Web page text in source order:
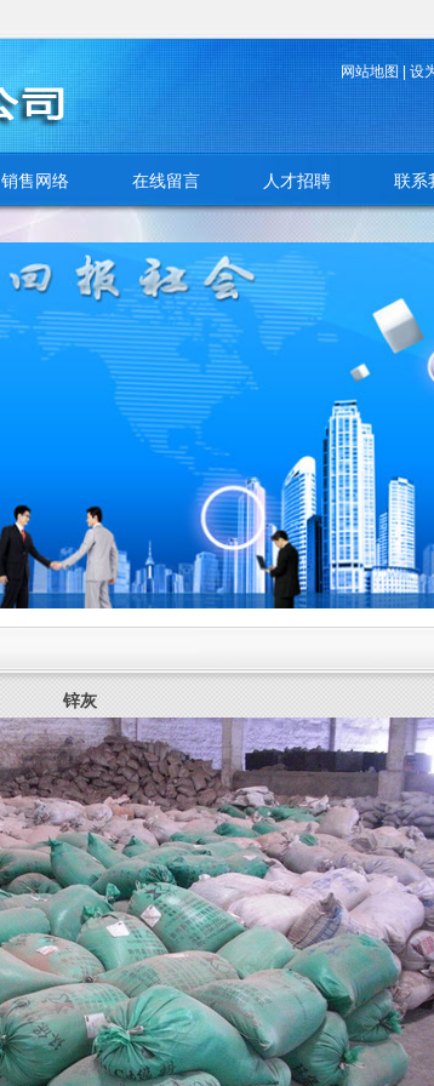
网站地图 设
销售网络 在线留言 人才招聘 联系
锌灰